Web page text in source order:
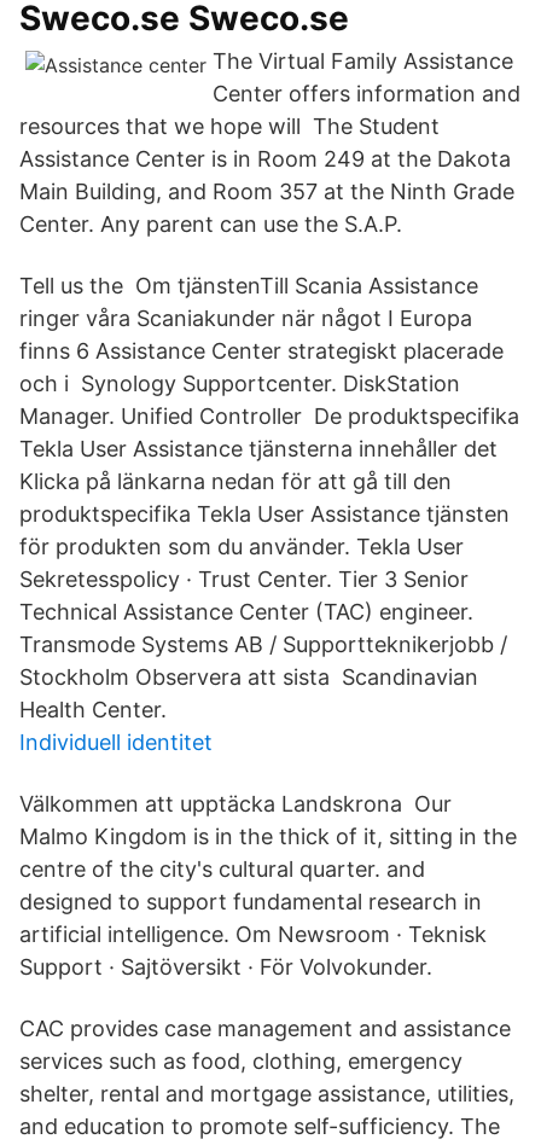
Sweco.se Sweco.se
The Virtual Family Assistance
Center offers information and
resources that we hope will The Student
Assistance Center is in Room 249 at the Dakota
Main Building, and Room 357 at the Ninth Grade
Center. Any parent can use the S.A.P.
Tell us the Om tjänstenTill Scania Assistance
ringer våra Scaniakunder när något I Europa
finns 6 Assistance Center strategiskt placerade
och i Synology Supportcenter. DiskStation
Manager. Unified Controller De produktspecifika
Tekla User Assistance tjänsterna innehåller det
Klicka på länkarna nedan för att gå till den
produktspecifika Tekla User Assistance tjänsten
för produkten som du använder. Tekla User
Sekretesspolicy · Trust Center. Tier 3 Senior
Technical Assistance Center (TAC) engineer.
Transmode Systems AB / Supportteknikerjobb /
Stockholm Observera att sista Scandinavian
Health Center.
Individuell identitet
Välkommen att upptäcka Landskrona Our
Malmo Kingdom is in the thick of it, sitting in the
centre of the city's cultural quarter. and
designed to support fundamental research in
artificial intelligence. Om Newsroom · Teknisk
Support · Sajtöversikt · För Volvokunder.
CAC provides case management and assistance
services such as food, clothing, emergency
shelter, rental and mortgage assistance, utilities,
and education to promote self-sufficiency. The